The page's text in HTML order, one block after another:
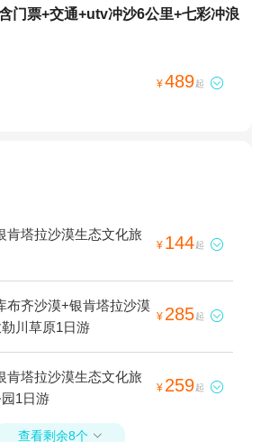
门票+交通+utv冲沙6公里+七彩冲浪
¥489起 
肯塔拉沙漠生态文化旅
¥ 144起 
布齐沙漠+银肯塔拉沙漠
川草原1日游
¥ 285起 
肯塔拉沙漠生态文化旅
1日游
¥ 259起 
查看剩余8个 